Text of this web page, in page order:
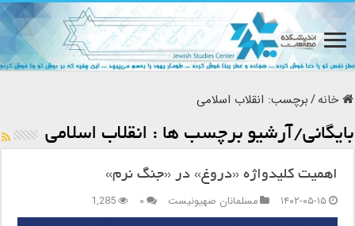
خانه/برچسب: انقلاب اسلامی
بایگانی/آرشیو برچسب ها : انقلاب اسلامی
اهمیت کلیدواژه «دروغ» در «جنگ نرم»
۱۴۰۲-۰۵-۱۵
مسلمانان صهیونیست ۰ 1,285